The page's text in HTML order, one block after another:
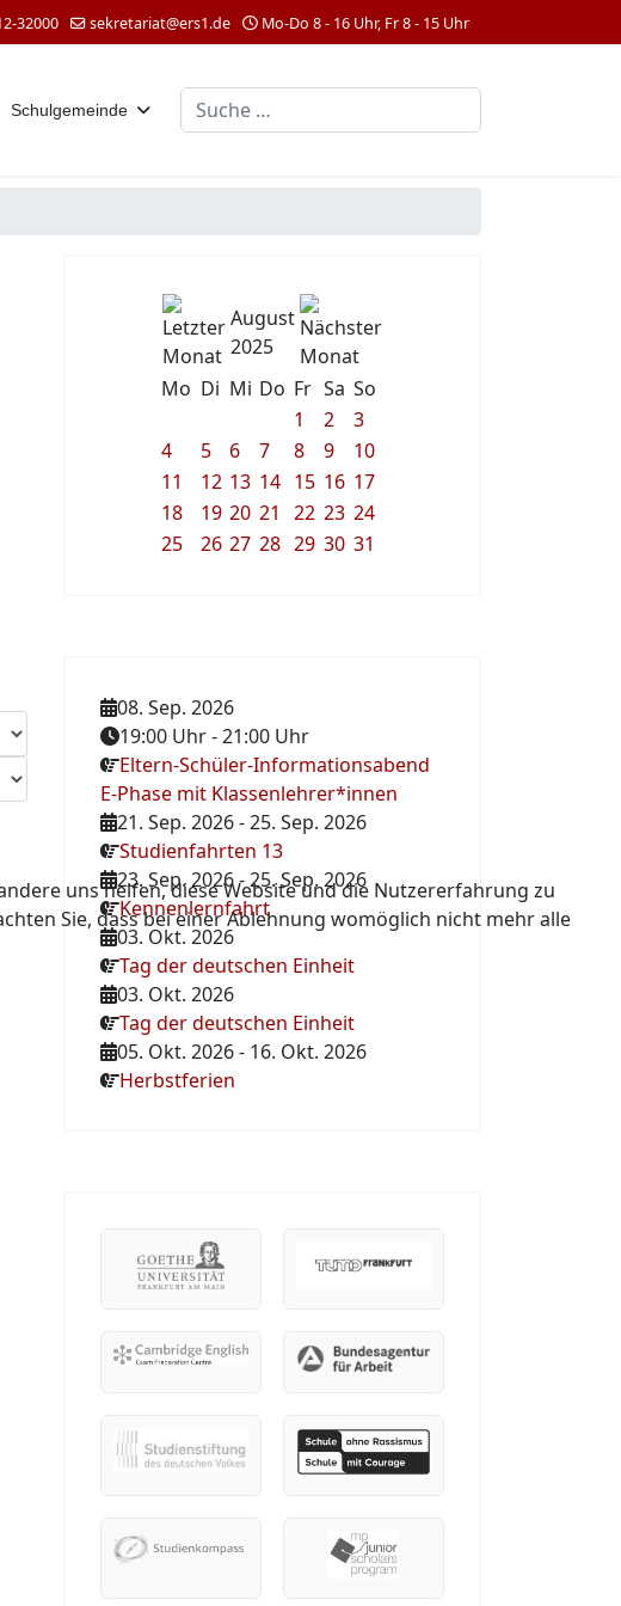
32000 sekretariat@ers1.de Mo-Do 8 - 16 Uhr, Fr 8 - 15 Uhr
Schulgemeinde Suchen
August
2025
Mo Di Mi Do Fr Sa So
1
2
3
4
5 6 7 8 9
10
11
12 13 14 15 16 17
18
19 20 21 22 23 24
25
26 27 28 29 30 31
08. Sep. 2026
19:00 Uhr-21:00 Uhr
Eltern-Schüler-Informationsabend
E-Phase mit Klassenlehrer*innen
21. Sep. 2026-25. Sep. 2026
Studienfahrten 13
23. Sep. 2026-25. Sep. 2026
Kennenlernfahrt
03. Okt. 2026
Tag der deutschen Einheit
03. Okt. 2026
Tag der deutschen Einheit
05. Okt. 2026- 16. Okt. 2026
Herbstferien
uns helfen, diese Website und die Nutzererfahrung zu
Sie, dass bei einer Ablehnung womöglich nicht mehr alle